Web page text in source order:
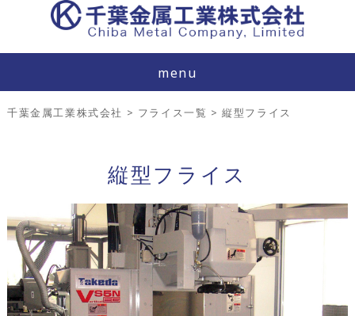
menu
千葉金属工業株式会社 > フライス一覧 >縦型フライス
縦型フライス